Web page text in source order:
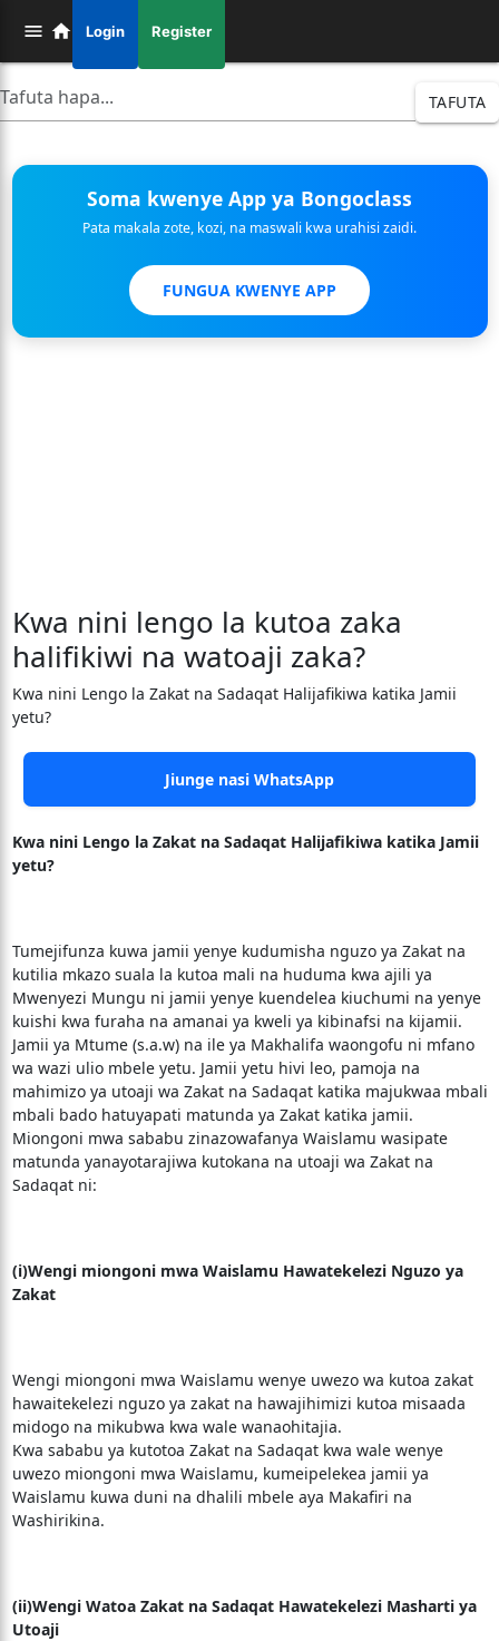
Login Register
TAFUTA
Soma kwenye App ya Bongoclass
Pata makala zote, kozi, na maswali kwa urahisi zaidi.
FUNGUA KWENYE APP
Kwa nini lengo la kutoa zaka
halifikiwi na watoaji zaka?
Kwa nini Lengo la Zakat na Sadaqat Halijafikiwa katika Jamii
yetu?
Jiunge nasi WhatsApp
Kwa nini Lengo la Zakat na Sadaqat Halijafikiwa katika Jamii
yetu?
Tumejifunza kuwa jamii yenye kudumisha nguzo ya Zakat na
kutilia mkazo suala la kutoa mali na huduma kwa ajili ya
Mwenyezi Mungu ni jamii yenye kuendelea kiuchumi na yenye
kuishi kwa furaha na amanai ya kweli ya kibinafsi na kijamii.
Jamii ya Mtume (s.a.w) na ile ya Makhalifa waongofu ni mfano
wa wazi ulio mbele yetu. Jamii yetu hivi leo, pamoja na
mahimizo ya utoaji wa Zakat na Sadaqat katika majukwaa mbali
mbali bado hatuyapati matunda ya Zakat katika jamii.
Miongoni mwa sababu zinazowafanya Waislamu wasipate
matunda yanayotarajiwa kutokana na utoaji wa Zakat na
Sadaqat ni:
(i)Wengi miongoni mwa Waislamu Hawatekelezi Nguzo ya
Zakat
Wengi miongoni mwa Waislamu wenye uwezo wa kutoa zakat
hawaitekelezi nguzo ya zakat na hawajihimizi kutoa misaada
midogo na mikubwa kwa wale wanaohitajia.
Kwa sababu ya kutotoa Zakat na Sadaqat kwa wale wenye
uwezo miongoni mwa Waislamu, kumeipelekea jamii ya
Waislamu kuwa duni na dhalili mbele aya Makafiri na
Washirikina.
(ii)Wengi Watoa Zakat na Sadaqat Hawatekelezi Masharti ya
Utoaji